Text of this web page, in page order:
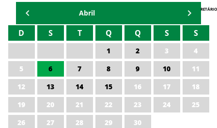
AGENDA DO SECRETÁRIO
Abril
D S T Q Q S S
1 2 3
4
5
6 7 8 9 10
11
12
13 14 15 16 17
18
19
20 21 22 23 24
25
26
27 28 29 30